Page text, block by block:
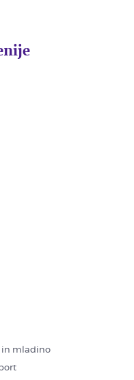
in mladino